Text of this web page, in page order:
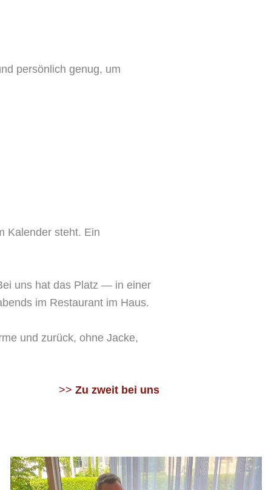
persönlich genug, um
Kalender steht. Ein
uns hat das Platz — in einer
im Restaurant im Haus.
und zurück, ohne Jacke,
>> Zu zweit bei uns